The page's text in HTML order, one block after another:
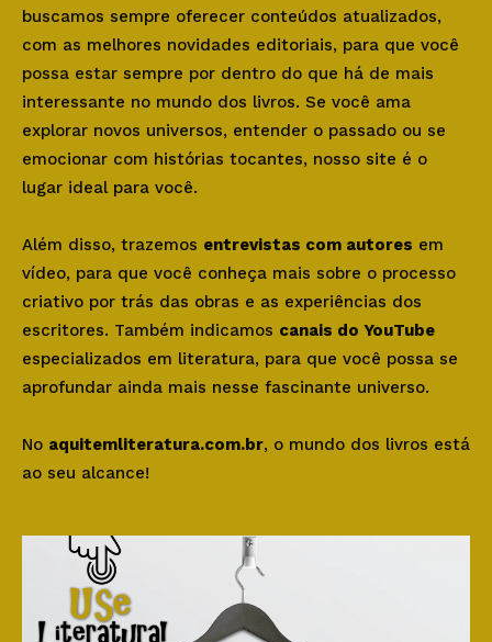
buscamos sempre oferecer conteúdos atualizados,
com as melhores novidades editoriais, para que você
possa estar sempre por dentro do que há de mais
interessante no mundo dos livros. Se você ama
explorar novos universos, entender o passado ou se
emocionar com histórias tocantes, nosso site é o
lugar ideal para você.
Além disso, trazemos entrevistas com autores em
vídeo, para que você conheça mais sobre o processo
criativo por trás das obras e as experiências dos
escritores. Também indicamos canais do YouTube
especializados em literatura, para que você possa se
aprofundar ainda mais nesse fascinante universo.
No aquitemliteratura.com.br, o mundo dos livros está
ao seu alcance!